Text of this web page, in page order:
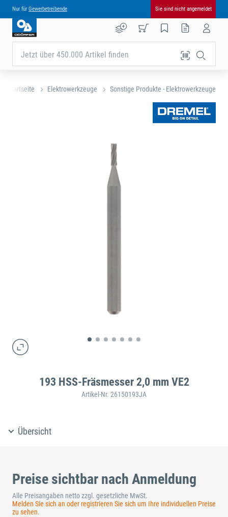
Nur für Gewerbetreibende Sie sind nicht angemeldet
Jetzt über 450.000 Artikel finden
Startseite Elektrowerkzeuge Sonstige Produkte - Elektrowerkzeuge
193 HSS-Fräsmesser 2,0 mm VE2
Artikel-Nr. 26150193JA
Übersicht
Preise sichtbar nach Anmeldung
Alle Preisangaben netto zzgl. gesetzliche MwSt.
Melden Sie sich an oder registrieren Sie sich um Ihre individuellen Preise
zu sehen.